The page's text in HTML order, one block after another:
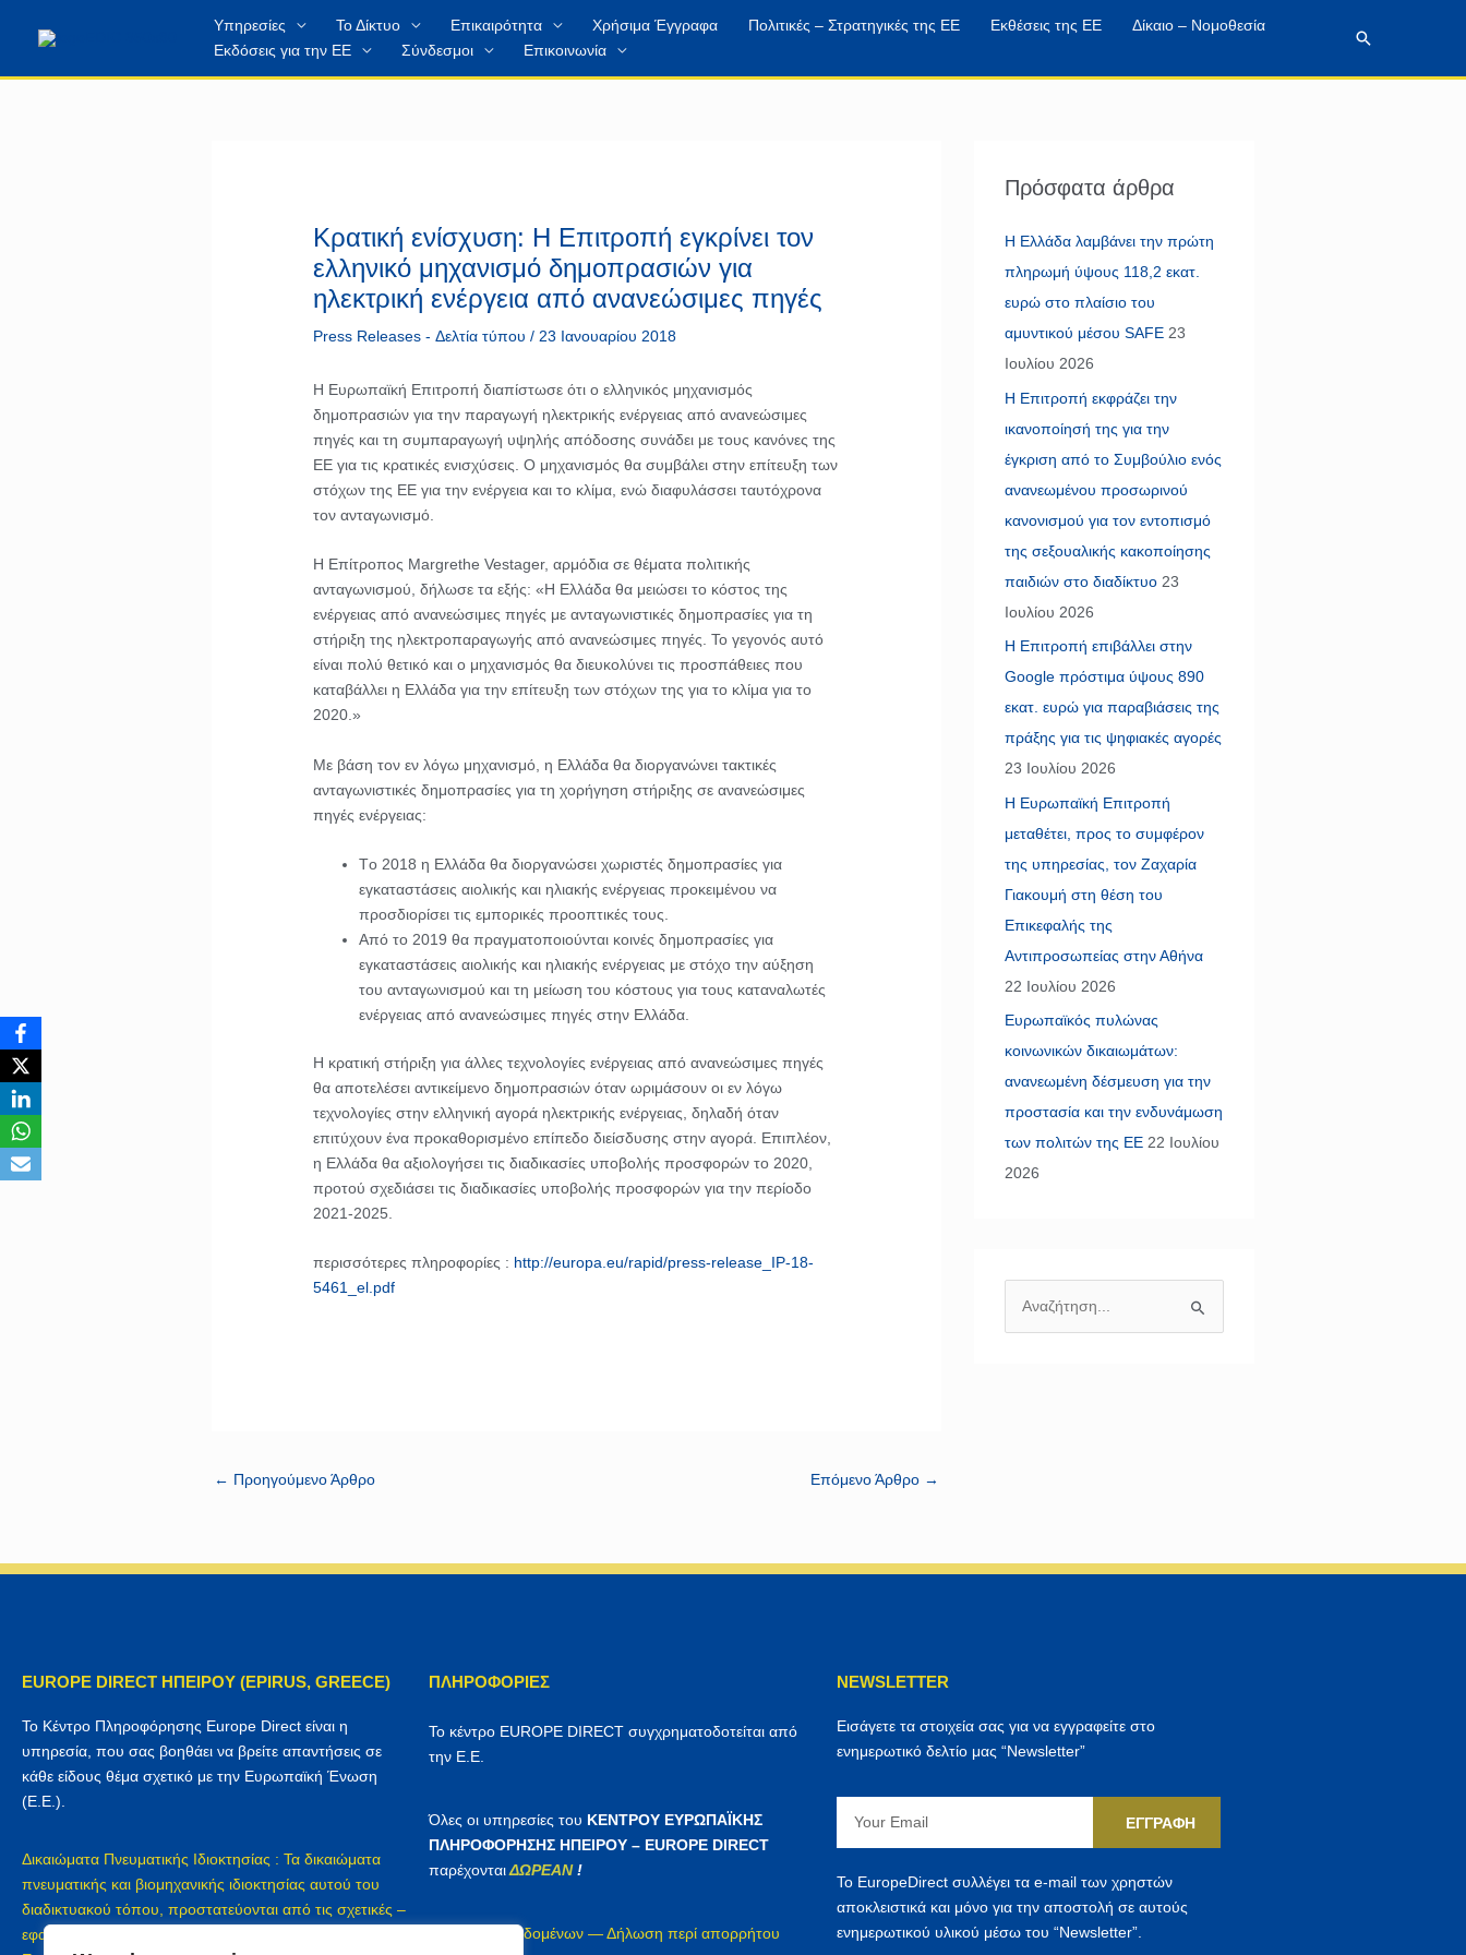
Υπηρεσίες Το Δίκτυο Επικαιρότητα Χρήσιμα Έγγραφα Πολιτικές – Στρατηγικές της ΕΕ Εκθέσεις της ΕΕ
Δίκαιο – Νομοθεσία
Εκδόσεις για την ΕΕ
Σύνδεσμοι Επικοινωνία
Αναζήτηση
Κρατική ενίσχυση: Η Επιτροπή εγκρίνει τον
ελληνικό μηχανισμό δημοπρασιών για
ηλεκτρική ενέργεια από ανανεώσιμες πηγές
Press Releases - Δελτία τύπου / 23 Ιανουαρίου 2018
Η Ευρωπαϊκή Επιτροπή διαπίστωσε ότι ο ελληνικός μηχανισμός
δημοπρασιών για την παραγωγή ηλεκτρικής ενέργειας από ανανεώσιμες
πηγές και τη συμπαραγωγή υψηλής απόδοσης συνάδει με τους κανόνες της
ΕΕ για τις κρατικές ενισχύσεις. Ο μηχανισμός θα συμβάλει στην επίτευξη των
στόχων της ΕΕ για την ενέργεια και το κλίμα, ενώ διαφυλάσσει ταυτόχρονα
τον ανταγωνισμό.
Η Επίτροπος Margrethe Vestager, αρμόδια σε θέματα πολιτικής
ανταγωνισμού, δήλωσε τα εξής: «Η Ελλάδα θα μειώσει το κόστος της
ενέργειας από ανανεώσιμες πηγές με ανταγωνιστικές δημοπρασίες για τη
στήριξη της ηλεκτροπαραγωγής από ανανεώσιμες πηγές. Το γεγονός αυτό
είναι πολύ θετικό και ο μηχανισμός θα διευκολύνει τις προσπάθειες που
καταβάλλει η Ελλάδα για την επίτευξη των στόχων της για το κλίμα για το
2020.»
Με βάση τον εν λόγω μηχανισμό, η Ελλάδα θα διοργανώνει τακτικές
ανταγωνιστικές δημοπρασίες για τη χορήγηση στήριξης σε ανανεώσιμες
πηγές ενέργειας:
Tο 2018 η Ελλάδα θα διοργανώσει χωριστές δημοπρασίες για
εγκαταστάσεις αιολικής και ηλιακής ενέργειας προκειμένου να
προσδιορίσει τις εμπορικές προοπτικές τους.
Από το 2019 θα πραγματοποιούνται κοινές δημοπρασίες για
εγκαταστάσεις αιολικής και ηλιακής ενέργειας με στόχο την αύξηση
του ανταγωνισμού και τη μείωση του κόστους για τους καταναλωτές
ενέργειας από ανανεώσιμες πηγές στην Ελλάδα.
Η κρατική στήριξη για άλλες τεχνολογίες ενέργειας από ανανεώσιμες πηγές
θα αποτελέσει αντικείμενο δημοπρασιών όταν ωριμάσουν οι εν λόγω
τεχνολογίες στην ελληνική αγορά ηλεκτρικής ενέργειας, δηλαδή όταν
επιτύχουν ένα προκαθορισμένο επίπεδο διείσδυσης στην αγορά. Επιπλέον,
η Ελλάδα θα αξιολογήσει τις διαδικασίες υποβολής προσφορών το 2020,
προτού σχεδιάσει τις διαδικασίες υποβολής προσφορών για την περίοδο
2021-2025.
περισσότερες πληροφορίες : http://europa.eu/rapid/press-release_IP-18-
5461_el.pdf
← Προηγούμενο Άρθρο Επόμενο Άρθρο →
Πρόσφατα άρθρα
Η Ελλάδα λαμβάνει την πρώτη
πληρωμή ύψους 118,2 εκατ.
ευρώ στο πλαίσιο του
αμυντικού μέσου SAFE 23
Ιουλίου 2026
Η Επιτροπή εκφράζει την
ικανοποίησή της για την
έγκριση από το Συμβούλιο ενός
ανανεωμένου προσωρινού
κανονισμού για τον εντοπισμό
της σεξουαλικής κακοποίησης
παιδιών στο διαδίκτυο 23
Ιουλίου 2026
Η Επιτροπή επιβάλλει στην
Google πρόστιμα ύψους 890
εκατ. ευρώ για παραβιάσεις της
πράξης για τις ψηφιακές αγορές
23 Ιουλίου 2026
Η Ευρωπαϊκή Επιτροπή
μεταθέτει, προς το συμφέρον
της υπηρεσίας, τον Ζαχαρία
Γιακουμή στη θέση του
Επικεφαλής της
Αντιπροσωπείας στην Αθήνα
22 Ιουλίου 2026
Ευρωπαϊκός πυλώνας
κοινωνικών δικαιωμάτων:
ανανεωμένη δέσμευση για την
προστασία και την ενδυνάμωση
των πολιτών της ΕΕ 22 Ιουλίου
2026
EUROPE DIRECT ΗΠΕΙΡΟΥ (EPIRUS, GREECE)
Το Κέντρο Πληροφόρησης Europe Direct είναι η
υπηρεσία, που σας βοηθάει να βρείτε απαντήσεις σε
κάθε είδους θέμα σχετικό με την Ευρωπαϊκή Ένωση
(Ε.Ε.).
Δικαιώματα Πνευματικής Ιδιοκτησίας : Τα δικαιώματα
πνευματικής και βιομηχανικής ιδιοκτησίας αυτού του
διαδικτυακού τόπου, προστατεύονται από τις σχετικές –
εφαρμοζόμενες διατάξεις του Ελληνικού δικαίου, του
ΠΛΗΡΟΦΟΡΊΕΣ
Το κέντρο EUROPE DIRECT συγχρηματοδοτείται από
την Ε.Ε.
Όλες οι υπηρεσίες του ΚΕΝΤΡΟΥ ΕΥΡΩΠΑΪΚΗΣ
ΠΛΗΡΟΦΟΡΗΣΗΣ ΗΠΕΙΡΟΥ – EUROPE DIRECT
παρέχονταιΔΩΡΕΑΝ!
Προστασία δεδομένων — Δήλωση περί απορρήτου
NEWSLETTER
Εισάγετε τα στοιχεία σας για να εγγραφείτε στο
ενημερωτικό δελτίο μας “Newsletter”
ΕΓΓΡΑΦΉ
Το EuropeDirect συλλέγει τα e-mail των χρηστών
αποκλειστικά και μόνο για την αποστολή σε αυτούς
ενημερωτικού υλικού μέσω του “Newsletter”.